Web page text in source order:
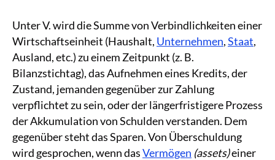
Unter V. wird die Summe von Verbindlichkeiten einer
Wirtschaftseinheit (Haushalt, Unternehmen,Staat,
Ausland, etc.) zu einem Zeitpunkt (z. B.
Bilanzstichtag), das Aufnehmen eines Kredits, der
Zustand, jemanden gegenüber zur Zahlung
verpflichtet zu sein, oder der längerfristigere Prozess
der Akkumulation von Schulden verstanden. Dem
gegenüber steht das Sparen. Von Überschuldung
wird gesprochen, wenn dasVermögen (assets)einer